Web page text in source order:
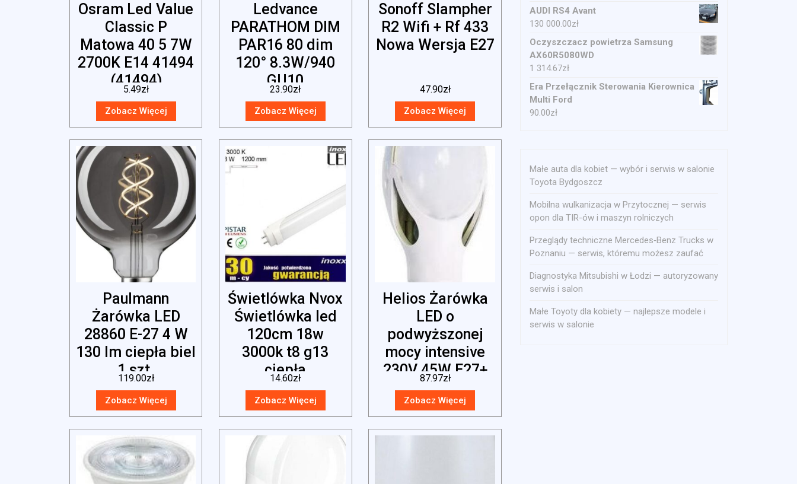
Osram Led Value
Classic P
Matowa 40 5 7W
2700K E14 41494
(41494)
5.49zł
Zobacz Więcej
Ledvance
PARATHOM DIM
PAR16 80 dim
120° 8.3W/940
GU10
4058075449121
23.90zł
Zobacz Więcej
Sonoff Slampher
R2 Wifi + Rf 433
Nowa Wersja E27
47.90zł
Zobacz Więcej
Paulmann
Żarówka LED
28860 E-27 4 W
130 lm ciepła biel
1 szt.
119.00zł
Zobacz Więcej
Świetlówka Nvox
Świetlówka led
120cm 18w
3000k t8 g13
ciepła
aluminiowa
jednostronna
14.60zł
Zobacz Więcej
Helios Żarówka
LED o
podwyższonej
mocy intensive
230V 45W E27+
E40 ED90 4000K
5000lm
87.97zł
Zobacz Więcej
AUDI RS4 Avant
130 000.00zł
Oczyszczacz powietrza Samsung
AX60R5080WD
1 314.67zł
Era Przełącznik Sterowania Kierownica
Multi Ford
90.00zł
Małe auta dla kobiet — wybór i serwis w salonie
Toyota Bydgoszcz
Mobilna wulkanizacja w Przytocznej — serwis
opon dla TIR-ów i maszyn rolniczych
Przeglądy techniczne Mercedes‑Benz Trucks w
Poznaniu — serwis, któremu możesz zaufać
Diagnostyka Mitsubishi w Łodzi — autoryzowany
serwis i salon
Małe Toyoty dla kobiety — najlepsze modele i
serwis w salonie